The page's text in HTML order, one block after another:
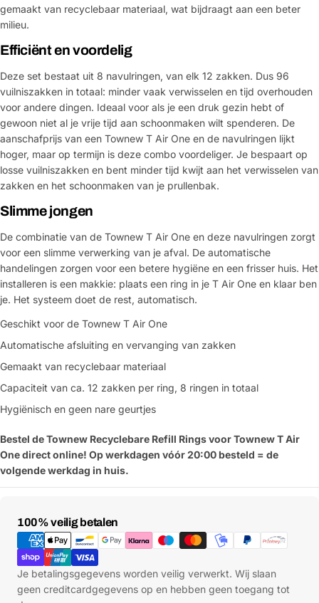
gemaakt van recyclebaar materiaal, wat bijdraagt aan een beter
milieu.
Efficiënt en voordelig
Deze set bestaat uit 8 navulringen, van elk 12 zakken. Dus 96
vuilniszakken in totaal: minder vaak verwisselen en tijd overhouden
voor andere dingen. Ideaal voor als je een druk gezin hebt of
gewoon niet al je vrije tijd aan schoonmaken wilt spenderen. De
aanschafprijs van een Townew T Air One en de navulringen lijkt
hoger, maar op termijn is deze combo voordeliger. Je bespaart op
losse vuilniszakken en bent minder tijd kwijt aan het verwisselen van
zakken en het schoonmaken van je prullenbak.
Slimme jongen
De combinatie van de Townew T Air One en deze navulringen zorgt
voor een slimme verwerking van je afval. De automatische
handelingen zorgen voor een betere hygiëne en een frisser huis. Het
installeren is een makkie: plaats een ring in je T Air One en klaar ben
je. Het systeem doet de rest, automatisch.
Geschikt voor de Townew T Air One
Automatische afsluiting en vervanging van zakken
Gemaakt van recyclebaar materiaal
Capaciteit van ca. 12 zakken per ring, 8 ringen in totaal
Hygiënisch en geen nare geurtjes
Bestel de Townew Recyclebare Refill Rings voor Townew T Air
One direct online! Op werkdagen vóór 20:00 besteld = de
volgende werkdag in huis.
100% veilig betalen
Betaalmethoden
Je betalingsgegevens worden veilig verwerkt. Wij slaan
geen creditcardgegevens op en hebben geen toegang tot